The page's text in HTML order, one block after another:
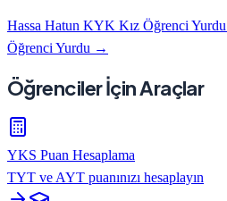
Hassa Hatun KYK Kız Öğrenci Yurdu
Öğrenci Yurdu →
Öğrenciler İçin Araçlar
YKS Puan Hesaplama
TYT ve AYT puanınızı hesaplayın